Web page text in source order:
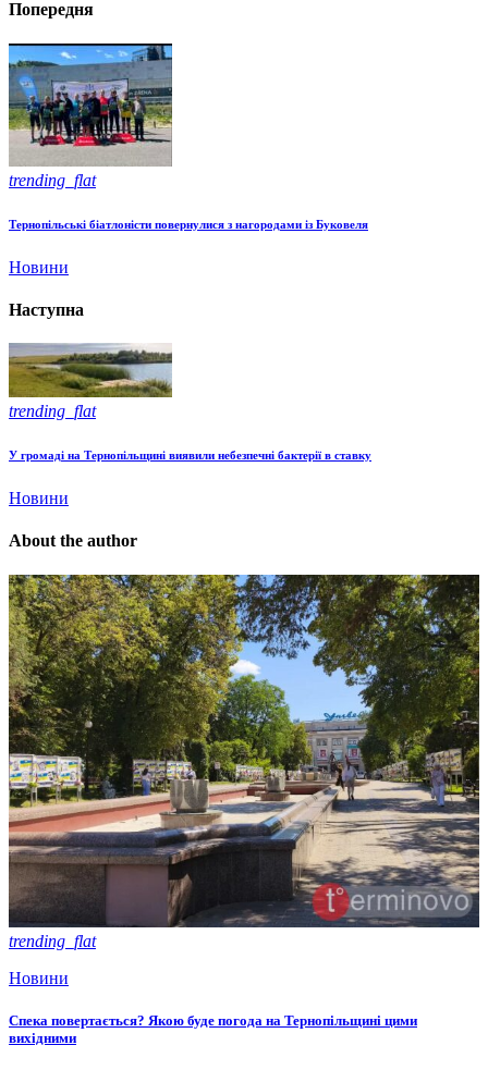
Попередня
trending_flat
Тернопільські біатлоністи повернулися з нагородами із Буковеля
Новини
Наступна
trending_flat
У громаді на Тернопільщині виявили небезпечні бактерії в ставку
Новини
About the author
trending_flat
Новини
Спека повертається? Якою буде погода на Тернопільщині цими
вихідними